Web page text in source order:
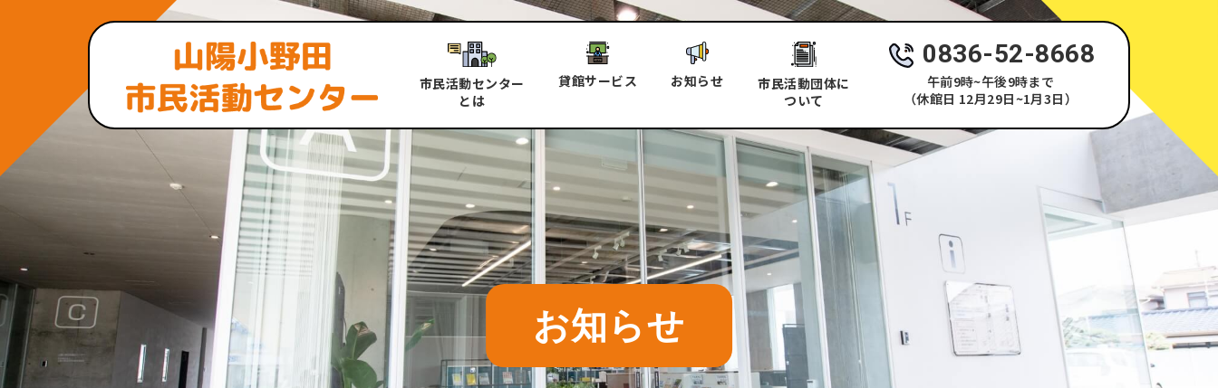
お知らせ
市民活動センター
とは
貸館サービス お知らせ
市民活動団体に
ついて
0836-52-8668
午前9時~午後9時まで
（休館日 12月29日~1月3日）